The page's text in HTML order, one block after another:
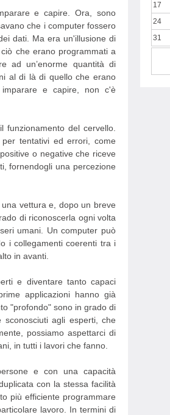
e capire. Ora, sono
che i computer fossero
dati. Ma era un'illusione di
che erano programmati a
ad un’enorme quantità di
al di là di quello che erano
e capire, non c'è
del cervello.
tentativi ed errori, come
o negative che riceve
fornendogli una percezione
vettura e, dopo un breve
di riconoscerla ogni volta
umani. Un computer può
i collegamenti coerenti tra i
in avanti.
e diventare tanto capaci
applicazioni hanno già
"profondo" sono in grado di
agli esperti, che
possiamo aspettarci di
in tutti i lavori che fanno.
e con una capacità
con la stessa facilità
più efficiente programmare
lavoro. In termini di
17
24
31